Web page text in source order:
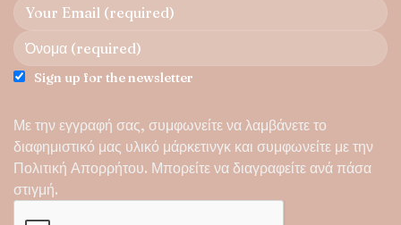
Sign up for the newsletter
Με την εγγραφή σας, συμφωνείτε να λαμβάνετε το
διαφημιστικό μας υλικό μάρκετινγκ και συμφωνείτε με την
Πολιτική Απορρήτου. Μπορείτε να διαγραφείτε ανά πάσα
στιγμή.